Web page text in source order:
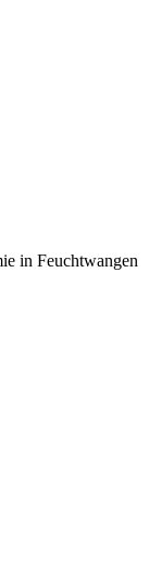
in Feuchtwangen